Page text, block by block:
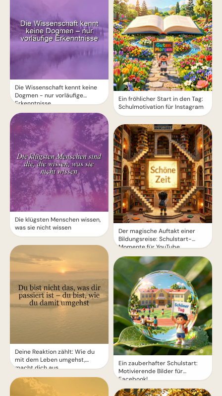
Die Wissenschaft kennt keine
Dogmen - nur vorläufige
Erkenntnisse
Die klügsten Menschen wissen,
was sie nicht wissen
Deine Reaktion zählt: Wie du
mit dem Leben umgehst,
macht dich aus.
Ein fröhlicher Start in den Tag:
Schulmotivation für Instagram
Der magische Auftakt einer
Bildungsreise: Schulstart-
Momente für YouTube
Ein zauberhafter Schulstart:
Motivierende Bilder für
Facebook!